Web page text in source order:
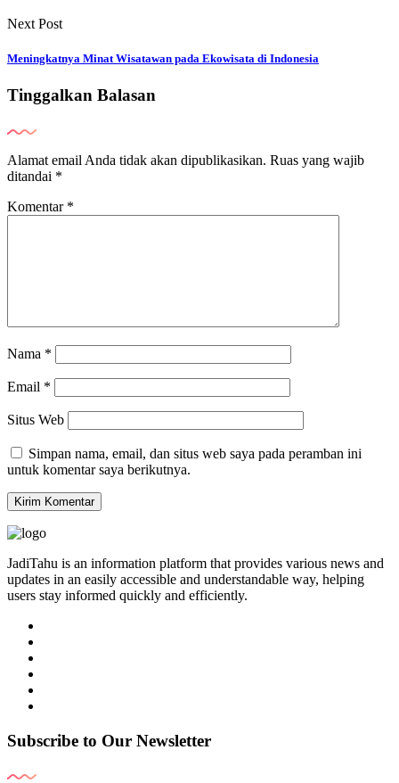
Next Post
Meningkatnya Minat Wisatawan pada Ekowisata di Indonesia
Tinggalkan Balasan
Alamat email Anda tidak akan dipublikasikan. Ruas yang wajib
ditandai *
Komentar *
Nama *
Email *
Situs Web
Simpan nama, email, dan situs web saya pada peramban ini
untuk komentar saya berikutnya.
JadiTahu is an information platform that provides various news and
updates in an easily accessible and understandable way, helping
users stay informed quickly and efficiently.
Subscribe to Our Newsletter